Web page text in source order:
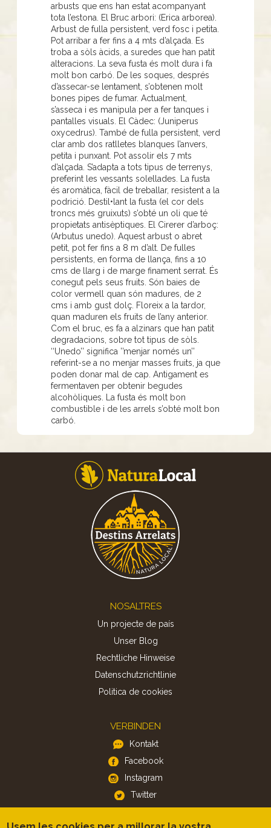
arbusts que ens han estat acompanyant
tota l’estona. El Bruc arbori: (Erica arborea).
Arbust de fulla persistent, verd fosc i petita.
Pot arribar a fer fins a 4 mts d’alçada. Es
troba a sòls àcids, a suredes que han patit
alteracions. La seva fusta és molt dura i fa
molt bon carbó. De les soques, després
d’assecar-se lentament, s’obtenen molt
bones pipes de fumar. Actualment,
s’asseca i es manipula per a fer tanques i
pantalles visuals. El Càdec: (Juniperus
oxycedrus). També de fulla persistent, verd
clar amb dos ratlletes blanques l’anvers,
petita i punxant. Pot assolir els 7 mts
d’alçada. S’adapta a tots tipus de terrenys,
preferint les vessants solellades. La fusta
és aromàtica, fàcil de treballar, resistent a la
podrició. Destil•lant la fusta (el cor dels
troncs més gruixuts) s’obté un oli que té
propietats antisèptiques. El Cirerer d’arboç:
(Arbutus unedo). Aquest arbust o abret
petit, pot fer fins a 8 m d’alt. De fulles
persistents, en forma de llança, fins a 10
cms de llarg i de marge finament serrat. És
conegut pels seus fruits. Són baies de
color vermell quan són madures, de 2
cms i amb gust dolç. Floreix a la tardor,
quan maduren els fruits de l’any anterior.
Com el bruc, es fa a alzinars que han patit
degradacions, sobre tot tipus de sòls.
‘‘Unedo’’ significa ’’menjar només un’’
referint-se a no menjar masses fruits, ja que
poden donar mal de cap. Antigament es
fermentaven per obtenir begudes
alcohòliques. La fusta és molt bon
combustible i de les arrels s’obté molt bon
carbó.
NOSALTRES
Un projecte de país
Unser Blog
Rechtliche Hinweise
Datenschutzrichtlinie
Politica de cookies
VERBINDEN
Kontakt
Facebook
Instagram
Twitter